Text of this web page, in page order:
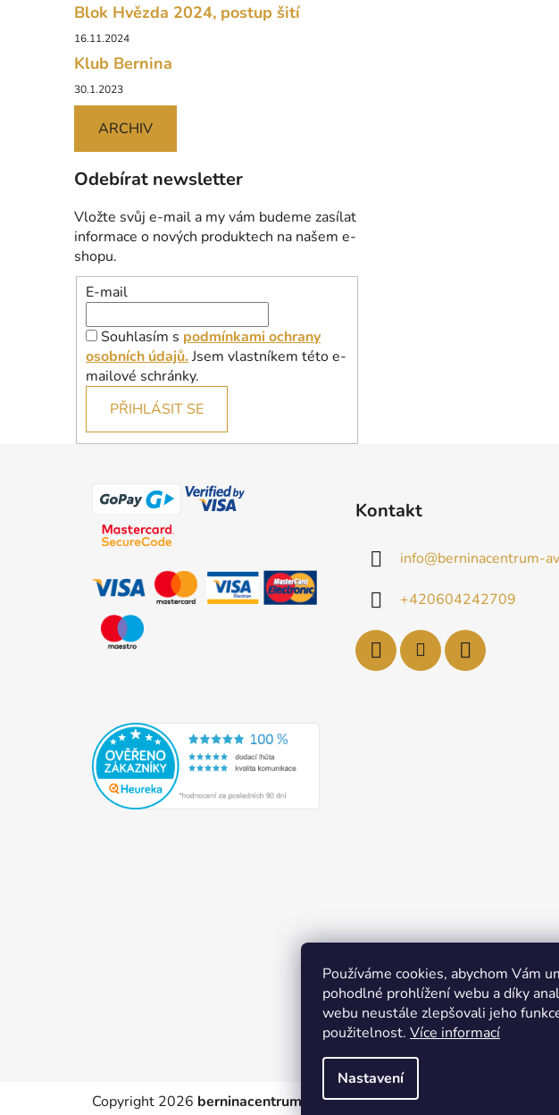
Používáme cookies, abychom Vám
pohodlné prohlížení webu a díky
webu neustále zlepšovali jeho
použitelnost. Více informací
Nastavení
Blok Hvězda 2024, postup šití
16.11.2024
Klub Bernina
30.1.2023
ARCHIV
Odebírat newsletter
Vložte svůj e-mail a my vám budeme zasílat
informace o nových produktech na našem e-
shopu.
E-mail
Souhlasím s podmínkami ochrany
osobních údajů. Jsem vlastníkem této e-
mailové schránky.
PŘIHLÁSIT SE
Kontakt
info@berninacentrum-
+420604242709
Copyright 2026 berninacentrum-av.cz. Všechna práva vyhrazena.